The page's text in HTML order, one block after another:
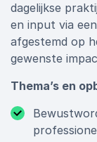
dagelijkse
en input via
afgestemd op
gewenste
Thema’s en